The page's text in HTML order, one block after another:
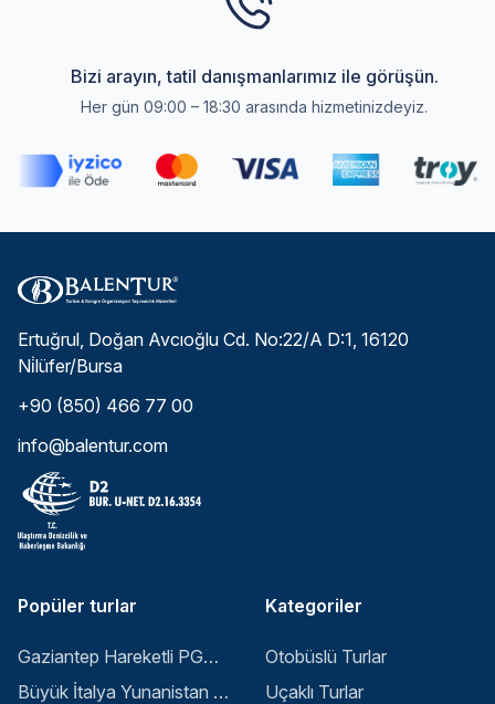
Bizi arayın, tatil danışmanlarımız ile görüşün.
Her gün 09:00 – 18:30 arasında hizmetinizdeyiz.
Ertuğrul, Doğan Avcıoğlu Cd. No:22/A D:1, 16120
Ni̇lüfer/Bursa
+90 (850) 466 77 00
info@balentur.com
Popüler turlar
Gaziantep Hareketli PGS ile Buyuk Balkan 6 Gece 8 Gun Vizesiz SKP-SKP
Büyük İtalya Yunanistan Balkan Turu - İstanbul
Kategoriler
Otobüslü Turlar
Uçaklı Turlar